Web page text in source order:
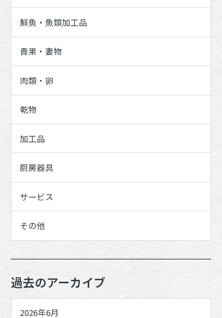
鮮魚・魚類加工品
青果・妻物
肉類・卵
乾物
加工品
厨房器具
サービス
その他
過去のアーカイブ
2026年6月